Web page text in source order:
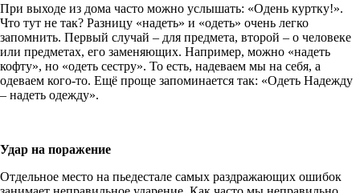
При выходе из дома часто можно услышать: «Одень куртку!».
Что тут не так? Разницу «надеть» и «одеть» очень легко
запомнить. Первый случай – для предмета, второй – о человеке
или предметах, его заменяющих. Например, можно «надеть
кофту», но «одеть сестру». То есть, надеваем мы на себя, а
одеваем кого-то. Ещё проще запоминается так: «Одеть Надежду
– надеть одежду».
Удар на поражение
Отдельное место на пьедестале самых раздражающих ошибок